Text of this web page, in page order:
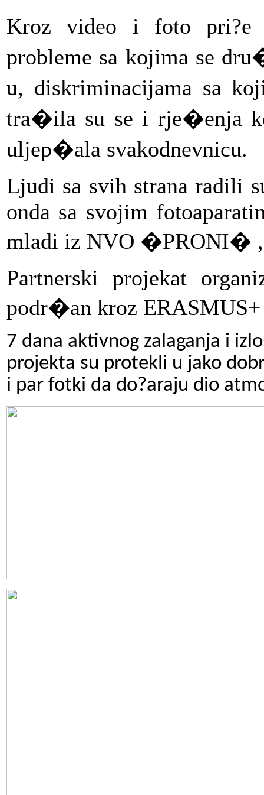
Kroz video i foto
probleme sa kojima se
u, diskriminacijama sa
tra�ila su se i rje�enja
uljep�ala svakodnevnicu.
Ljudi sa svih strana radili
onda sa svojim
mladi iz NVO �PRONI� ,
Partnerski projekat
podr�an kroz ERASMUS+
7 dana aktivnog zalaganja i
projekta su protekli u jako
i par fotki da do?araju dio